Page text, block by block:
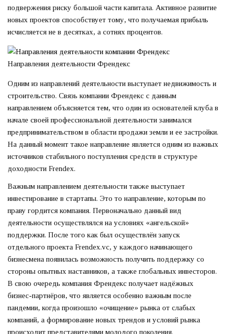
подвержения риску большой части капитала. Активное развитие
новых проектов способствует тому, что получаемая прибыль
исчисляется не в десятках, а сотнях процентов.
Направления деятельности Френдекс
Одним из направлений деятельности выступает недвижимость и
строительство. Связь компании Френдекс с данным
направлением объясняется тем, что один из основателей клуба в
начале своей профессиональной деятельности занимался
предпринимательством в области продажи земли и ее застройки.
На данный момент такое направление является одним из важных
источников стабильного поступления средств в структуре
доходности Frendex.
Важным направлением деятельности также выступает
инвестирование в стартапы. Это то направление, которым по
праву гордится компания. Первоначально данный вид
деятельности осуществлялся на условиях «ангельской»
поддержки. После того как был осуществлён запуск
отдельного проекта Frendex.vc, у каждого начинающего
бизнесмена появилась возможность получить поддержку со
стороны опытных наставников, а также глобальных инвесторов.
В свою очередь компания Френдекс получает надёжных
бизнес-партнёров, что является особенно важным после
пандемии, когда произошло «очищение» рынка от слабых
компаний, а формирование новых трендов и условий рынка
происходит представителями молодого поколения.